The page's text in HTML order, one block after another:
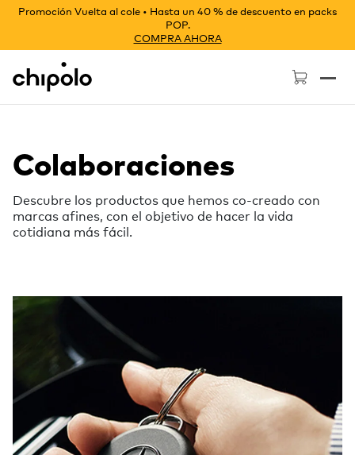
Promoción Vuelta al cole • Hasta un 40 % de descuento en packs
POP.
COMPRA AHORA
Chipolo - Home page
Colaboraciones
Descubre los productos que hemos co-creado con
marcas afines, con el objetivo de hacer la vida
cotidiana más fácil.